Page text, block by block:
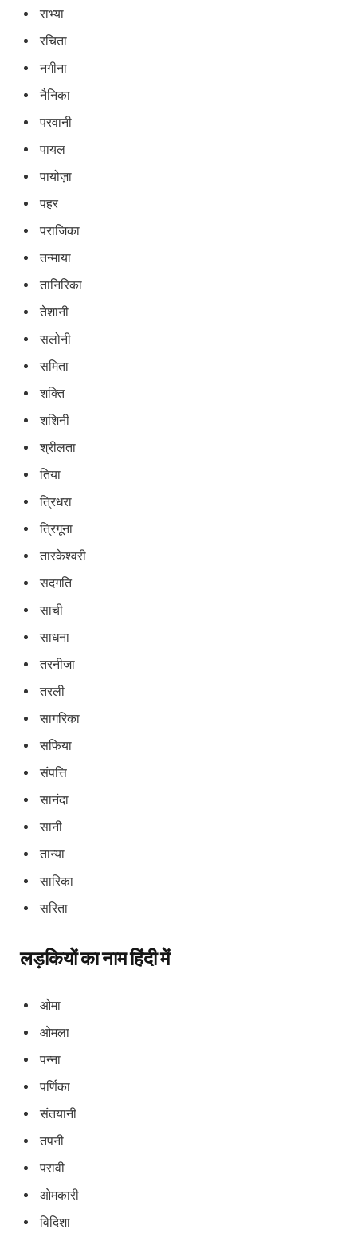
राभ्या
रचिता
नगीना
नैनिका
परवानी
पायल
पायोज़ा
पहर
पराजिका
तन्माया
तानिरिका
तेशानी
सलोनी
समिता
शक्ति
शशिनी
श्रीलता
तिया
त्रिधरा
त्रिगूना
तारकेश्वरी
सदगति
साची
साधना
तरनीजा
तरली
सागरिका
सफिया
संपत्ति
सानंदा
सानी
तान्या
सारिका
सरिता
लड़कियों का नाम हिंदी में
ओमा
ओमला
पन्ना
पर्णिका
संतयानी
तपनी
परावी
ओमकारी
विदिशा